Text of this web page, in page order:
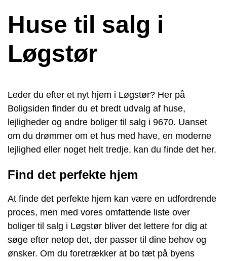
Huse til salg i
Løgstør
Leder du efter et nyt hjem i Løgstør? Her på
Boligsiden finder du et bredt udvalg af huse,
lejligheder og andre boliger til salg i 9670. Uanset
om du drømmer om et hus med have, en moderne
lejlighed eller noget helt tredje, kan du finde det her.
Find det perfekte hjem
At finde det perfekte hjem kan være en udfordrende
proces, men med vores omfattende liste over
boliger til salg i Løgstør bliver det lettere for dig at
søge efter netop det, der passer til dine behov og
ønsker. Om du foretrækker at bo tæt på byens